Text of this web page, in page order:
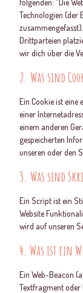
folgenden: "Die
Technologien (der
Drittparteien
wir dich über die
2. Was sind
Ein Cookie ist eine
einer
einem anderen
gespeicherten
unseren oder den
3. Was sind
Ein Script ist ein
Website
wird auf unseren
4. Was ist ein
Ein Web-Beacon
Textfragment oder